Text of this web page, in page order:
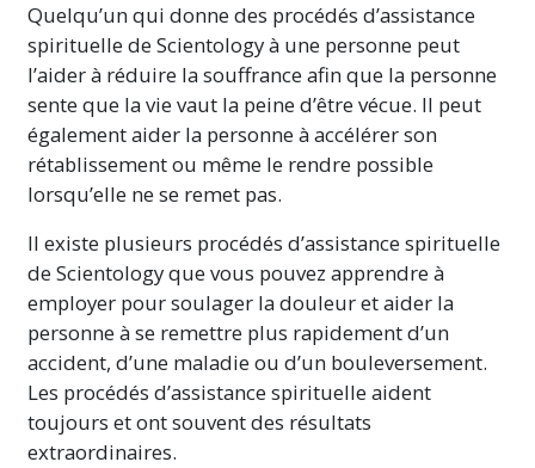
Quelqu’un qui donne des procédés d’assistance
spirituelle de Scientology à une personne peut
l’aider à réduire la souffrance afin que la personne
sente que la vie vaut la peine d’être vécue. Il peut
également aider la personne à accélérer son
rétablissement ou même le rendre possible
lorsqu’elle ne se remet pas.
Il existe plusieurs procédés d’assistance spirituelle
de Scientology que vous pouvez apprendre à
employer pour soulager la douleur et aider la
personne à se remettre plus rapidement d’un
accident, d’une maladie ou d’un bouleversement.
Les procédés d’assistance spirituelle aident
toujours et ont souvent des résultats
extraordinaires.